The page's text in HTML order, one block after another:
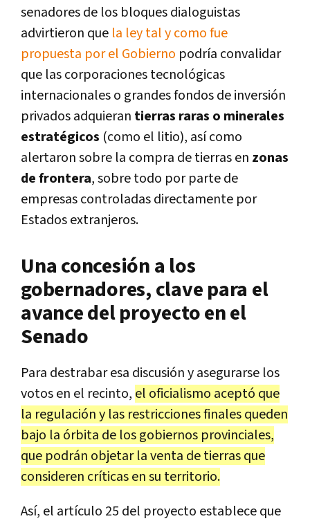
senadores de los bloques dialoguistas
advirtieron que la ley tal y como fue
propuesta por el Gobierno podría convalidar
que las corporaciones tecnológicas
internacionales o grandes fondos de inversión
privados adquieran tierras raras o minerales
estratégicos (como el litio), así como
alertaron sobre la compra de tierras en zonas
de frontera, sobre todo por parte de
empresas controladas directamente por
Estados extranjeros.
Una concesión a los
gobernadores, clave para el
avance del proyecto en el
Senado
Para destrabar esa discusión y asegurarse los
votos en el recinto, el oficialismo aceptó que
la regulación y las restricciones finales queden
bajo la órbita de los gobiernos provinciales,
que podrán objetar la venta de tierras que
consideren críticas en su territorio.
Así, el artículo 25 del proyecto establece que